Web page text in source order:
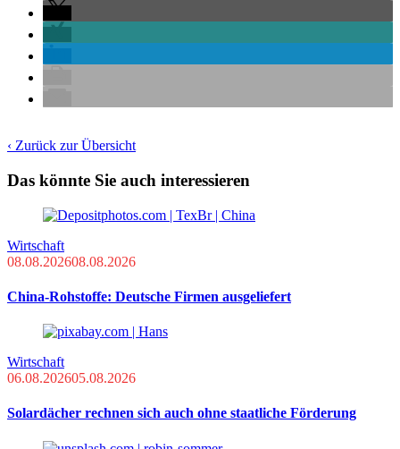
‹ Zurück zur Übersicht
Das könnte Sie auch interessieren
Wirtschaft
08.08.202608.08.2026
China-Rohstoffe: Deutsche Firmen ausgeliefert
Wirtschaft
06.08.202605.08.2026
Solardächer rechnen sich auch ohne staatliche Förderung